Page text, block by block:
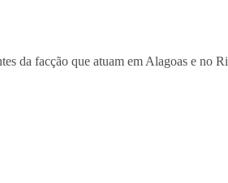
da facção que atuam em Alagoas e no